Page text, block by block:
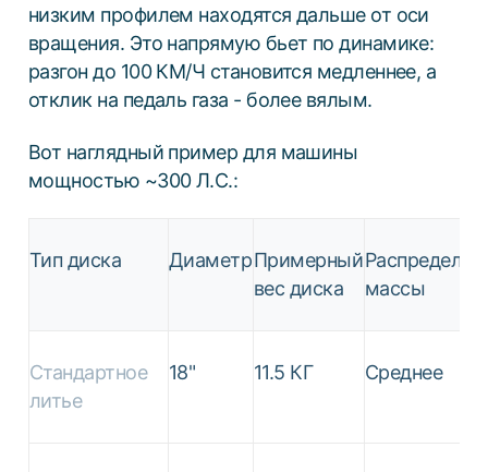
низким профилем находятся дальше от оси
вращения. Это напрямую бьет по динамике:
разгон до 100 КМ/Ч становится медленнее, а
отклик на педаль газа - более вялым.
Вот наглядный пример для машины
мощностью ~300 Л.С.:
Тип диска ДиаметрПримерный
вес диска
массы
Стандартное
литье
18" 11.5 КГ Среднее